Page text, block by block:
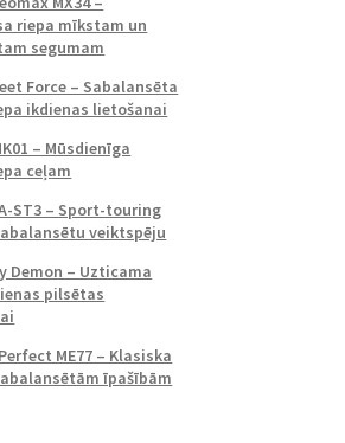
riepa mīkstam un
segumam
Force – Sabalansēta
ikdienas lietošanai
– Mūsdienīga
ceļam
ST3 – Sport-touring
veiktspēju
Demon – Uzticama
pilsētas
ME77 – Klasiska
īpašībām